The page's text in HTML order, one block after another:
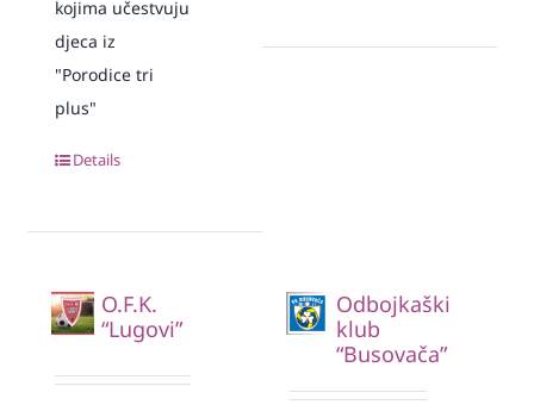
kojima učestvuju
djeca iz
"Porodice tri
plus"
Details
O.F.K.
“Lugovi”
Odbojkaški
klub
“Busovača”